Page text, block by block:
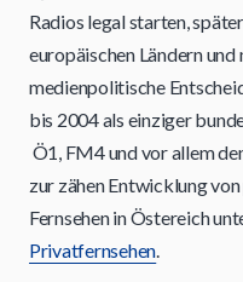
Radios legal starten,
europäischen Ländern
medienpolitische
bis 2004 als einziger
Ö1, FM4 und vor allem
zur zähen Entwicklung
Fernsehen in Östereich
Privatfernsehen.